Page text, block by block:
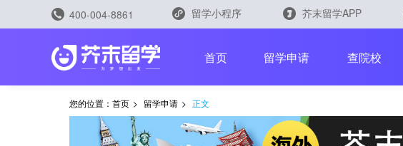
400-004-8861 留学小程序
留学评测
芥末留学APP
首页 留学申请 查院校
您的位置： 首页 > 留学申请 > 正文